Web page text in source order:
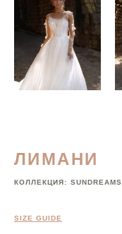
ЛИМАНИ
КОЛЛЕКЦИЯ: SUNDREAMS
SIZE GUIDE